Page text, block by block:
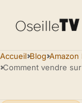
Accueil Blog Amazon